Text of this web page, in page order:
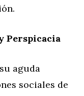
Perspicacia
aguda
sociales de